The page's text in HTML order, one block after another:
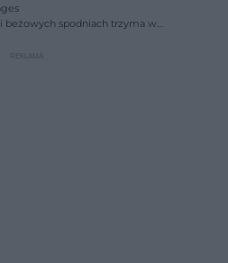
beżowych spodniach trzyma w
uczucie wzdęcia lub niestrawności